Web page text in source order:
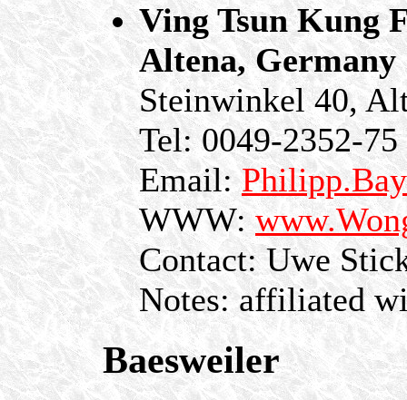
Ving Tsun Kung
Altena, Germany
Steinwinkel 40,
Tel: 0049-2352-75
Email:
WWW:
Contact: Uwe
Notes: affiliated
Baesweiler